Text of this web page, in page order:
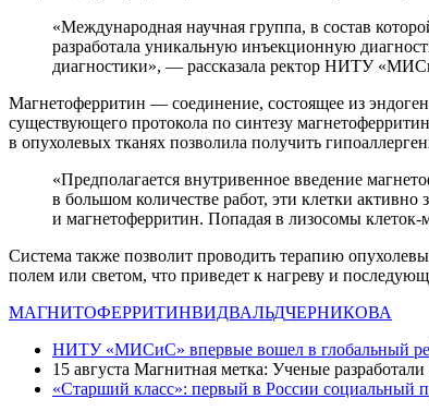
«Международная научная группа, в состав
разработала уникальную инъекционную
диагностики», — рассказала ректор НИТУ
Магнетоферритин — соединение, состоящее из
существующего протокола по синтезу
в опухолевых тканях позволила получить
«Предполагается внутривенное введение
в большом количестве работ, эти клетки
и магнетоферритин. Попадая в лизосомы
Система также позволит проводить терапию
полем или светом, что приведет к нагреву и
МАГНИТОФЕРРИТИНВИДВАЛЬДЧЕРНИКОВА
НИТУ «МИСиС» впервые вошел в глобальный
15 августа Магнитная метка: Ученые
«Старший класс»: первый в России социальный